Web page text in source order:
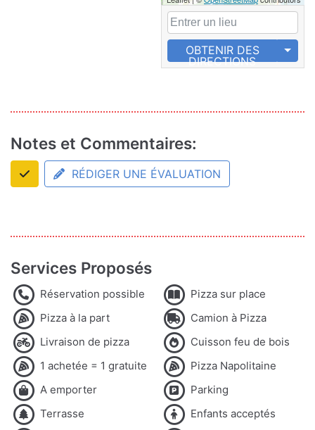
OBTENIR DES
DIRECTIONS
Notes et Commentaires:
RÉDIGER UNE ÉVALUATION
Services Proposés
Réservation possible
Pizza sur place
Pizza à la part
Camion à Pizza
Livraison de pizza
Cuisson feu de bois
1 achetée = 1 gratuite
Pizza Napolitaine
A emporter
Parking
Terrasse
Enfants acceptés